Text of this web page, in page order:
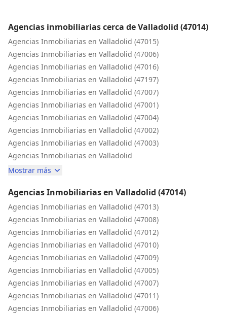
Agencias inmobiliarias cerca de Valladolid (47014)
Agencias Inmobiliarias en Valladolid (47015)
Agencias Inmobiliarias en Valladolid (47006)
Agencias Inmobiliarias en Valladolid (47016)
Agencias Inmobiliarias en Valladolid (47197)
Agencias Inmobiliarias en Valladolid (47007)
Agencias Inmobiliarias en Valladolid (47001)
Agencias Inmobiliarias en Valladolid (47004)
Agencias Inmobiliarias en Valladolid (47002)
Agencias Inmobiliarias en Valladolid (47003)
Agencias Inmobiliarias en Valladolid
Mostrar más
Agencias Inmobiliarias en Valladolid (47014)
Agencias Inmobiliarias en Valladolid (47013)
Agencias Inmobiliarias en Valladolid (47008)
Agencias Inmobiliarias en Valladolid (47012)
Agencias Inmobiliarias en Valladolid (47010)
Agencias Inmobiliarias en Valladolid (47009)
Agencias Inmobiliarias en Valladolid (47005)
Agencias Inmobiliarias en Valladolid (47007)
Agencias Inmobiliarias en Valladolid (47011)
Agencias Inmobiliarias en Valladolid (47006)